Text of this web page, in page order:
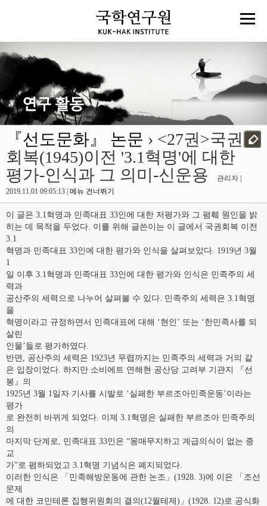
『선도문화』 논문 › <27권>국권
회복(1945)이전 '3.1혁명'에 대한
평가-인식과 그 의미-신운용
관리자 |
2019.11.01 09:05:13 | 메뉴 건너뛰기
이 글은 3.1혁명과 민족대표 33인에 대한 저평가와 그 폄훼 원인을 밝
히는 데 목적을 두었다. 이를 위해 글쓴이는 이 글에서 국권회복 이전
3.1
혁명과 민족대표 33인에 대한 평가와 인식을 살펴보았다. 1919년 3월
1
일 이후 3.1혁명과 민족대표 33인에 대한 평가와 인식은 민족주의 세
력과
공산주의 세력으로 나누어 살펴볼 수 있다. 민족주의 세력은 3.1혁명
을
혁명이라고 규정하면서 민족대표에 대해 ‘현인’ 또는 ‘한민족사를 되
살린
인물’들로 평가하였다.
반면, 공산주의 세력은 1923년 무렵까지는 민족주의 세력과 거의 같
은 입장이었다. 하지만 소비에트 연해현 공산당 고려부 기관지 『선
봉』의
1925년 3월 1일자 기사를 시발로 ‘실패한 부르조아민족운동’이라는
평가
로 완전히 바뀌게 되었다. 이제 3.1혁명은 실패한 부르조아 민족주의
의
마지막 단계로, 민족대표 33인은 “몽매무지하고 계급의식이 없는 종
교
가”로 폄하되었고 3.1혁명 기념식은 폐지되었다.
이러한 인식은 「민족해방운동에 관한 논조」(1928. 3)에 이은 「조선
문제
에 대한 코민테론 집행위원회의 결의(12월테제)」(1928. 12)로 공식화